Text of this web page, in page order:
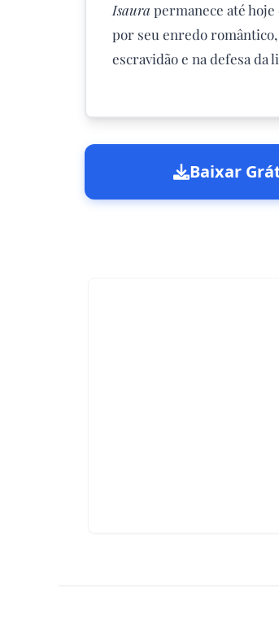
Isaura permanece até
por seu enredo
escravidão e na defesa da
Baixar